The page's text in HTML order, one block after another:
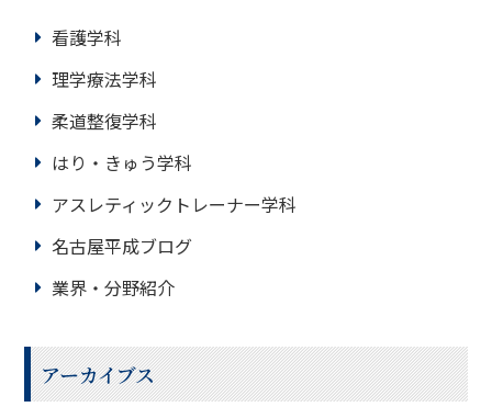
看護学科
理学療法学科
柔道整復学科
はり・きゅう学科
アスレティックトレーナー学科
名古屋平成ブログ
業界・分野紹介
アーカイブス